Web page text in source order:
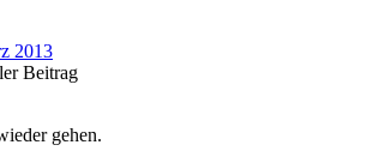
2013
Beitrag
gehen.